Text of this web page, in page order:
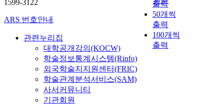
출력
50개씩
출력
100개씩
출력
1599-3122
ARS 번호안내
관련누리집
대학공개강의(KOCW)
학술정보통계시스템(Rinfo)
외국학술지지원센터(FRIC)
학술관계분석서비스(SAM)
사서커뮤니티
기관회원